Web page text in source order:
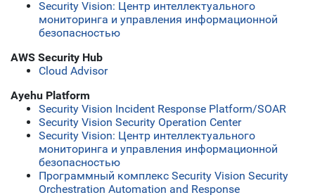
Security Vision: Центр интеллектуального
мониторинга и управления информационной
безопасностью
AWS Security Hub
Cloud Advisor
Ayehu Platform
Security Vision Incident Response Platform/SOAR
Security Vision Security Operation Center
Security Vision: Центр интеллектуального
мониторинга и управления информационной
безопасностью
Программный комплекс Security Vision Security
Orchestration Automation and Response